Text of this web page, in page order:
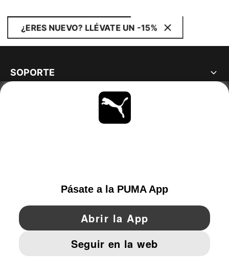
¿ERES NUEVO? LLÉVATE UN -15%
SOPORTE
YouTube Twitter Pinterest
AVISO LEGAL Y DATOS LEGALES